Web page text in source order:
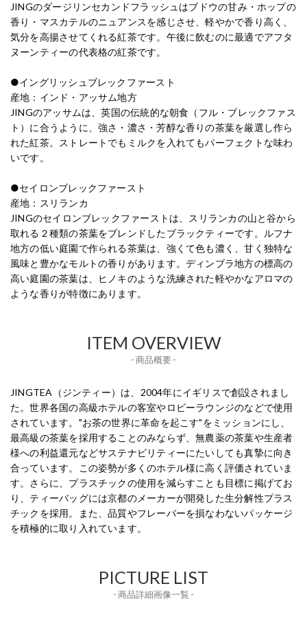
JINGのダージリンセカンドフラッシュはブドウの甘み・ホップの
香り・マスカテルのニュアンスを感じさせ、軽やかで香り高く、
気分を高揚させてくれる紅茶です。午後に飲むのに最適でアフタ
ヌーンティーの代表格の紅茶です。
●イングリッシュブレックファースト
産地：インド・アッサム地方
JINGのアッサムは、英国の伝統的な朝食（フル・ブレックファス
ト）に合うように、強さ・濃さ・芳醇な香りの茶葉を厳選し作ら
れた紅茶。ストレートでもミルクを入れてもパーフェクトな味わ
いです。
●セイロンブレックファースト
産地：スリランカ
JINGのセイロンブレックファーストは、スリランカの山と谷から
取れる２種類の茶葉をブレンドしたブラックティーです。ルフナ
地方の低い庭園で作られる茶葉は、強くて色も濃く、甘く独特な
風味と豊かなモルトの香りがあります。ディンブラ地方の標高の
高い庭園の茶葉は、ヒノキのような洗練された軽やかなアロマの
ような香りが特徴にあります。
ITEM OVERVIEW
- 商品概要 -
JINGTEA（ジンティー）は、2004年にイギリスで創設されまし
た。世界各国の高級ホテルの客室やロビーラウンジのなどで使用
されています。"お茶の世界に革命を起こす"をミッションにし、
最高級の茶葉を採用することのみならず、無農薬の茶葉や生産者
様への利益還元などサステナビリティーにたいしても真摯に向き
合っています。この姿勢が多くのホテル様に高く評価されていま
す。さらに、プラスチックの使用を減らすことも目標に掲げてお
り、ティーバッグには京都のメーカーが開発した生分解性プラス
チックを採用。また、品質やフレーバーを損なわないパッケージ
を積極的に取り入れています。
PICTURE LIST
- 商品詳細画像一覧 -